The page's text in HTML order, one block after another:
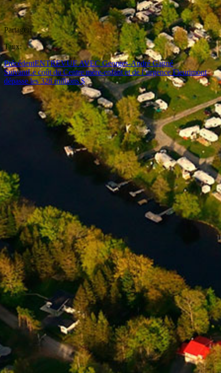
Partager:
Taux:
PrécédentENTREVUE AVEC Georges-André Gagné
SuivantLe coût du Centre mère-enfant et de l’urgence Fleurimont
dépasse les 328 millions $